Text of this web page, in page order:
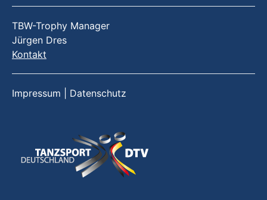
TBW-Trophy Manager
Jürgen Dres
Kontakt
Impressum Datenschutz